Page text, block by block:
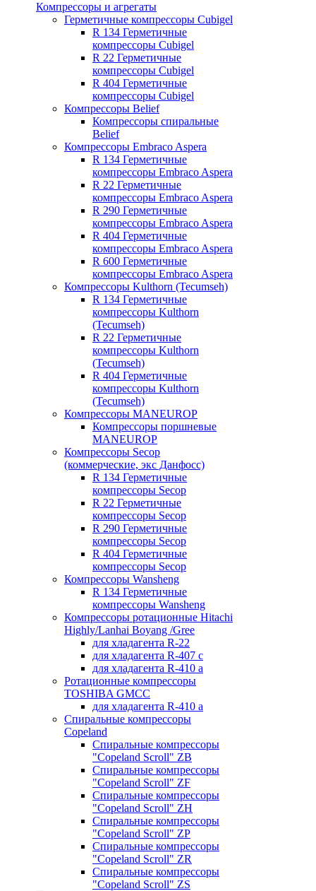
Компрессоры и агрегаты
Герметичные компрессоры Cubigel
R 134 Герметичные
компрессоры Cubigel
R 22 Герметичные
компрессоры Cubigel
R 404 Герметичные
компрессоры Cubigel
Компрессоры Belief
Компрессоры спиральные
Belief
Компрессоры Embraco Aspera
R 134 Герметичные
компрессоры Embraco Aspera
R 22 Герметичные
компрессоры Embraco Aspera
R 290 Герметичные
компрессоры Embraco Aspera
R 404 Герметичные
компрессоры Embraco Aspera
R 600 Герметичные
компрессоры Embraco Aspera
Компрессоры Kulthorn (Tecumseh)
R 134 Герметичные
компрессоры Kulthorn
(Tecumseh)
R 22 Герметичные
компрессоры Kulthorn
(Tecumseh)
R 404 Герметичные
компрессоры Kulthorn
(Tecumseh)
Компрессоры MANEUROP
Компрессоры поршневые
MANEUROP
Компрессоры Secop
(коммерческие, экс Данфосс)
R 134 Герметичные
компрессоры Secop
R 22 Герметичные
компрессоры Secop
R 290 Герметичные
компрессоры Secop
R 404 Герметичные
компрессоры Secop
Компрессоры Wansheng
R 134 Герметичные
компрессоры Wansheng
Компрессоры ротационные Hitachi
Highly/Lanhai Boyang /Gree
для хладагента R-22
для хладагента R-407 с
для хладагента R-410 а
Ротационные компрессоры
TOSHIBA GMCC
для хладагента R-410 а
Спиральные компрессоры
Copeland
Спиральные компрессоры
"Copeland Scroll" ZB
Спиральные компрессоры
"Copeland Scroll" ZF
Спиральные компрессоры
"Copeland Scroll" ZH
Спиральные компрессоры
"Copeland Scroll" ZP
Спиральные компрессоры
"Copeland Scroll" ZR
Спиральные компрессоры
"Copeland Scroll" ZS